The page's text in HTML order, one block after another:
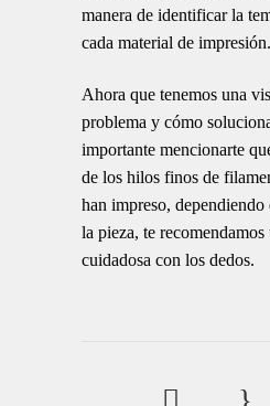
manera de identificar la
cada material de impresión.
Ahora que tenemos una
problema y cómo
importante mencionarte
de los hilos finos de
han impreso,
la pieza, te
cuidadosa con los dedos.